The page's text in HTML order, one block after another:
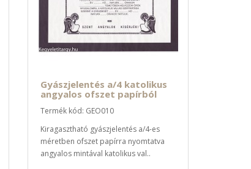
Gyászjelentés a/4 katolikus
angyalos ofszet papírból
Termék kód: GEO010
Kiragasztható gyászjelentés a/4-es
méretben ofszet papírra nyomtatva
angyalos mintával katolikus val..